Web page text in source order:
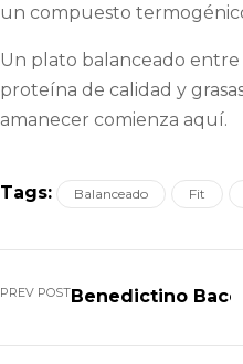
un compuesto
Un plato balanceado
proteína de calidad y
amanecer comienza aquí.
Tags: Balanceado Fit
PREV POST Benedictino Bacon